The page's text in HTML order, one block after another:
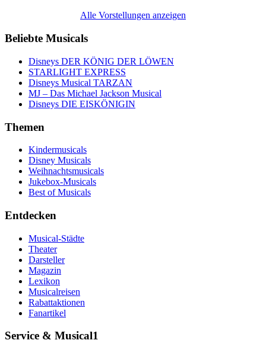
Alle Vorstellungen anzeigen
Beliebte Musicals
Disneys DER KÖNIG DER LÖWEN
STARLIGHT EXPRESS
Disneys Musical TARZAN
MJ – Das Michael Jackson Musical
Disneys DIE EISKÖNIGIN
Themen
Kindermusicals
Disney Musicals
Weihnachtsmusicals
Jukebox-Musicals
Best of Musicals
Entdecken
Musical-Städte
Theater
Darsteller
Magazin
Lexikon
Musicalreisen
Rabattaktionen
Fanartikel
Service & Musical1